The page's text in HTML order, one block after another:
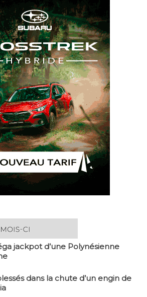
jackpot d’une Polynésienne
dans la chute d’un engin de